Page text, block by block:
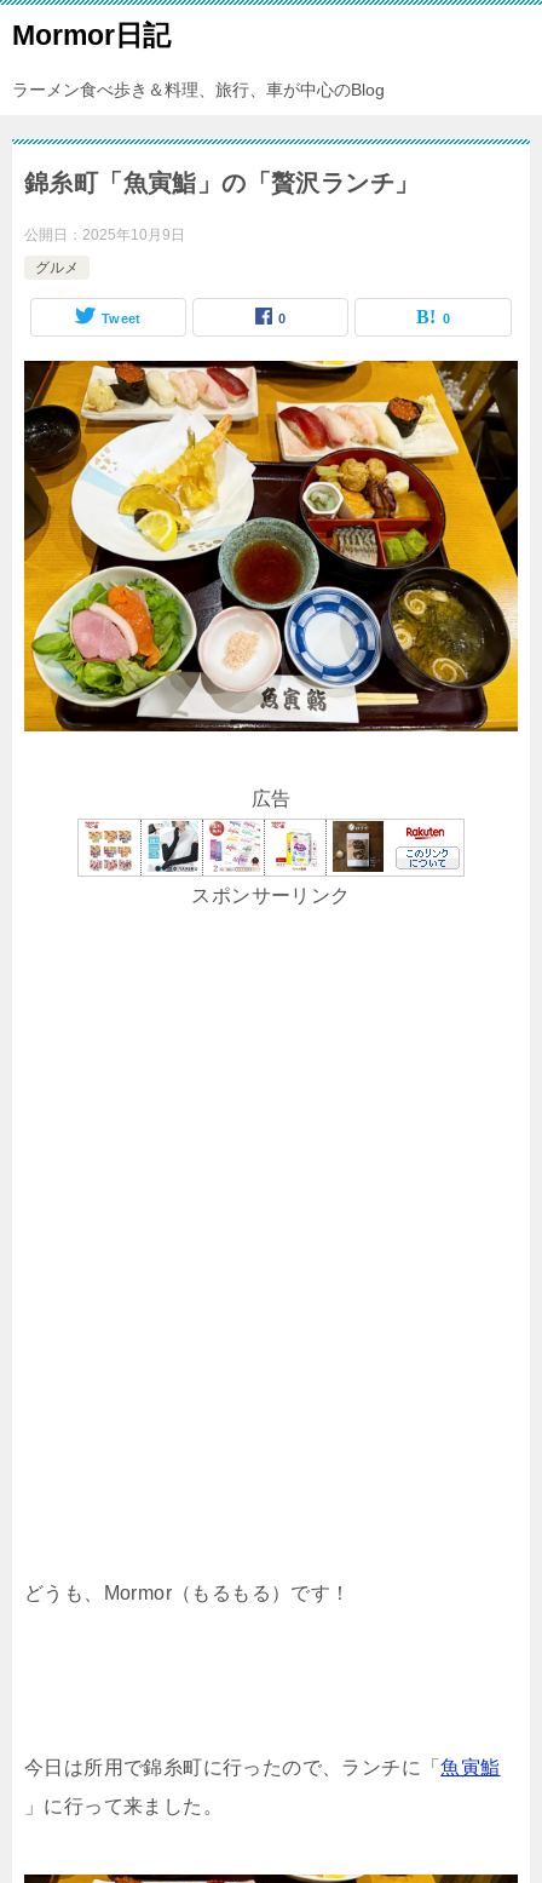
Mormor日記
ラーメン食べ歩き＆料理、旅行、車が中心のBlog
錦糸町「魚寅鮨」の「贅沢ランチ」
公開日： 2025年10月9日
グルメ
Tweet 0 0
広告
スポンサーリンク
どうも、Mormor（もるもる）です！
今日は所用で錦糸町に行ったので、ランチに「魚寅鮨
」に行って来ました。